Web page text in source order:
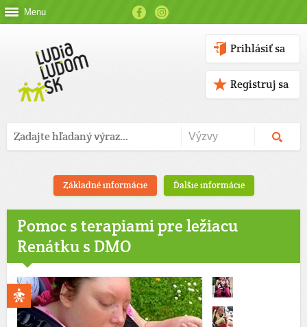
Menu
Prihlásiť sa
Registruj sa
Základné informácie Ďalšie informácie
Pomoc s terapiami pre ležiacu
Renátku s DMO